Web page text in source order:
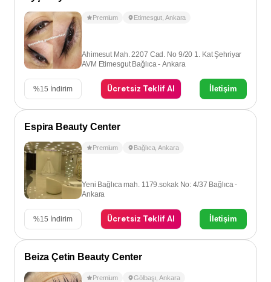
Premium Etimesgut ,Ankara
Ahimesut Mah. 2207 Cad. No 9/20 1. Kat Şehriyar
AVM Etimesgut Bağlıca - Ankara
%15 İndirim Ücretsiz Teklif Al İletişim
Espira Beauty Center
Premium Bağlıca,Ankara
Yeni Bağlıca mah. 1179.sokak No: 4/37 Bağlıca -
Ankara
%15 İndirim Ücretsiz Teklif Al İletişim
Beiza Çetin Beauty Center
Premium Gölbaşı ,Ankara